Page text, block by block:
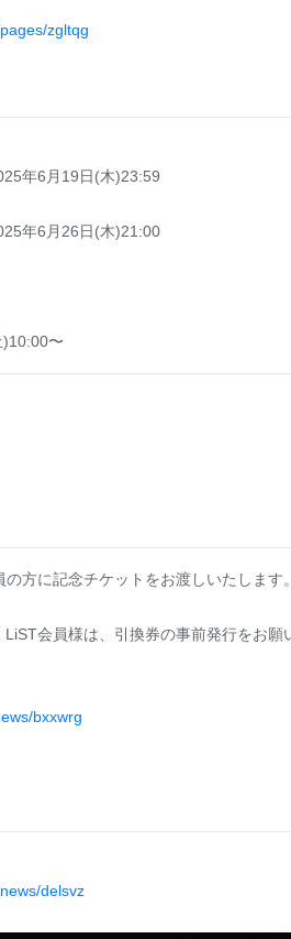
zgltqg
年6月19日(木)23:59
年6月26日(木)21:00
〜
方に記念チケットをお渡しいたします。
会員様は、引換券の事前発行をお願
bxxwrg
delsvz